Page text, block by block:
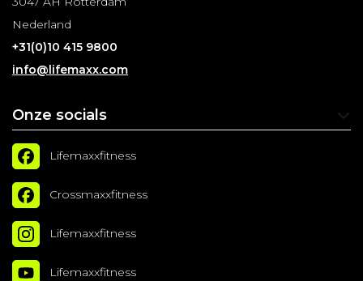
Nederland
+31(0)10 415 9800
info@lifemaxx.com
Onze socials
Lifemaxxfitness
Crossmaxxfitness
Lifemaxxfitness
Lifemaxxfitness